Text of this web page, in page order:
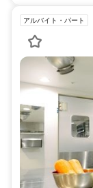
アルバイト・パート